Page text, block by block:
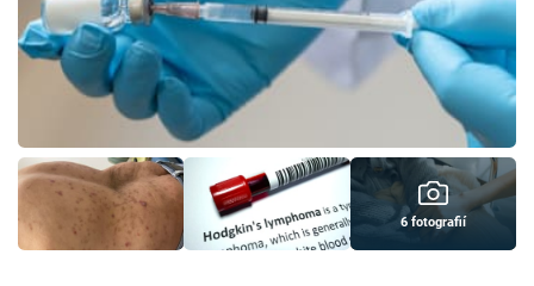
Časopis
Sledujte prima+
Přihlášení
6 fotografií